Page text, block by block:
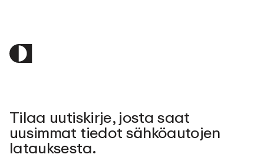
Tilaa uutiskirje, josta saat
uusimmat tiedot sähköautojen
latauksesta.